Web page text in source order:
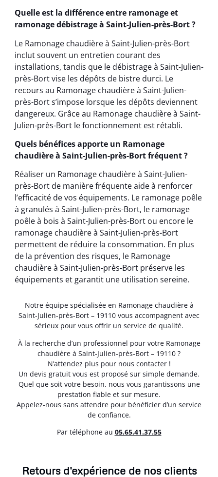
Quelle est la différence entre ramonage et
ramonage débistrage à Saint-Julien-près-Bort ?
Le Ramonage chaudière à Saint-Julien-près-Bort
inclut souvent un entretien courant des
installations, tandis que le débistrage à Saint-Julien-
près-Bort vise les dépôts de bistre durci. Le
recours au Ramonage chaudière à Saint-Julien-
près-Bort s’impose lorsque les dépôts deviennent
dangereux. Grâce au Ramonage chaudière à Saint-
Julien-près-Bort le fonctionnement est rétabli.
Quels bénéfices apporte un Ramonage
chaudière à Saint-Julien-près-Bort fréquent ?
Réaliser un Ramonage chaudière à Saint-Julien-
près-Bort de manière fréquente aide à renforcer
l’efficacité de vos équipements. Le ramonage poêle
à granulés à Saint-Julien-près-Bort, le ramonage
poêle à bois à Saint-Julien-près-Bort ou encore le
ramonage chaudière à Saint-Julien-près-Bort
permettent de réduire la consommation. En plus
de la prévention des risques, le Ramonage
chaudière à Saint-Julien-près-Bort préserve les
équipements et garantit une utilisation sereine.
Notre équipe spécialisée en Ramonage chaudière à
Saint-Julien-près-Bort – 19110 vous accompagnent avec
sérieux pour vous offrir un service de qualité.
À la recherche d’un professionnel pour votre Ramonage
chaudière à Saint-Julien-près-Bort – 19110 ?
N’attendez plus pour nous contacter !
Un devis gratuit vous est proposé sur simple demande.
Quel que soit votre besoin, nous vous garantissons une
prestation fiable et sur mesure.
Appelez-nous sans attendre pour bénéficier d’un service
de confiance.
Par téléphone au 05.65.41.37.55
Retours d'expérience de nos clients